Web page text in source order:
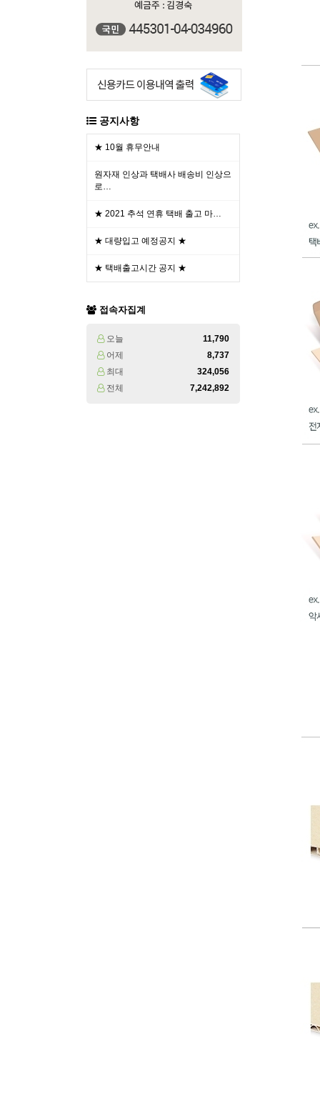
공지사항
★ 10월 휴무안내
원자재 인상과 택배사 배송비 인상으
로…
★ 2021 추석 연휴 택배 출고 마…
★ 대량입고 예정공지 ★
★ 택배출고시간 공지 ★
접속자집계
오늘
11,790
어제
8,737
최대
324,056
전체
7,242,892